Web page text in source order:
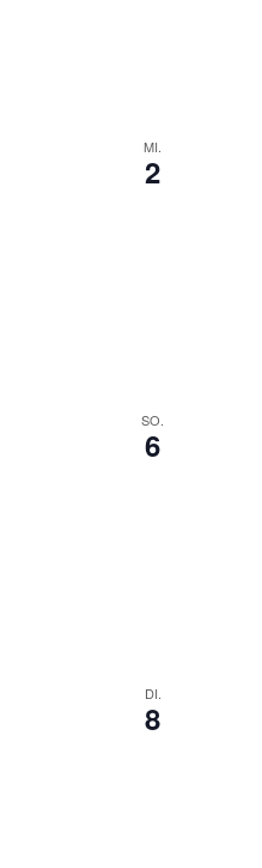
MI.
2
SO.
6
DI.
8